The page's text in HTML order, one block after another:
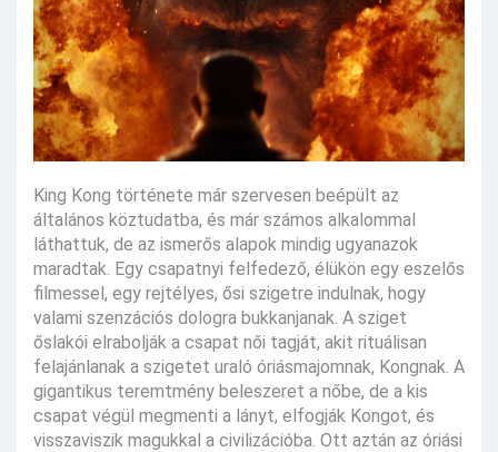
King Kong története már szervesen beépült az
általános köztudatba, és már számos alkalommal
láthattuk, de az ismerős alapok mindig ugyanazok
maradtak. Egy csapatnyi felfedező, élükön egy eszelős
filmessel, egy rejtélyes, ősi szigetre indulnak, hogy
valami szenzációs dologra bukkanjanak. A sziget
őslakói elrabolják a csapat női tagját, akit rituálisan
felajánlanak a szigetet uraló óriásmajomnak, Kongnak. A
gigantikus teremtmény beleszeret a nőbe, de a kis
csapat végül megmenti a lányt, elfogják Kongot, és
visszaviszik magukkal a civilizációba. Ott aztán az óriási